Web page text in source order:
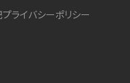
プライバシーポリシー